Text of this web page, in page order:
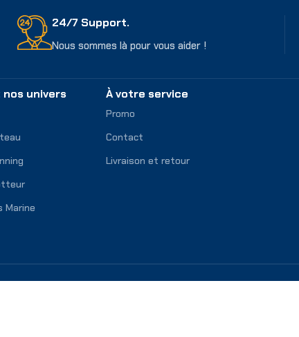
24/7 Support.
Nous sommes là pour vous aider !
univers
Marine
À votre service
Promo
Contact
Livraison et retour